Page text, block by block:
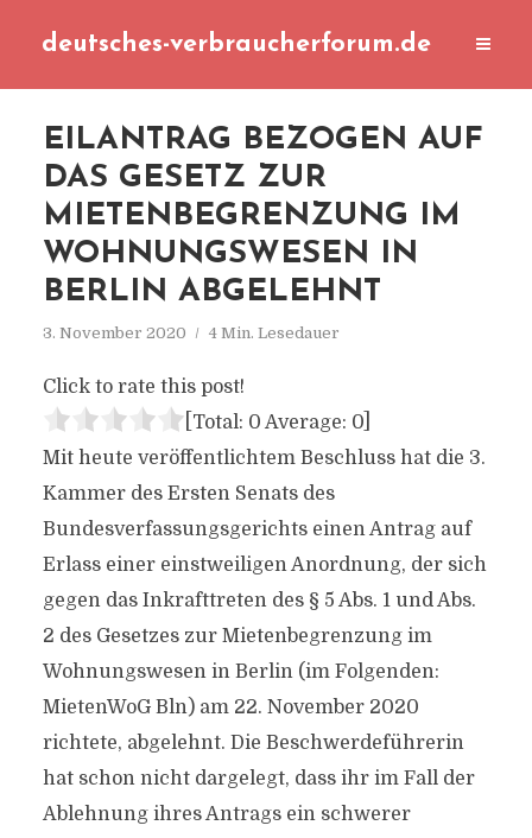
deutsches-verbraucherforum.de
EILANTRAG BEZOGEN AUF
DAS GESETZ ZUR
MIETENBEGRENZUNG IM
WOHNUNGSWESEN IN
BERLIN ABGELEHNT
3. November 2020 4 Min. Lesedauer
Click to rate this post!
[Total: 0 Average: 0]
Mit heute veröffentlichtem Beschluss hat die 3.
Kammer des Ersten Senats des
Bundesverfassungsgerichts einen Antrag auf
Erlass einer einstweiligen Anordnung, der sich
gegen das Inkrafttreten des § 5 Abs. 1 und Abs.
2 des Gesetzes zur Mietenbegrenzung im
Wohnungswesen in Berlin (im Folgenden:
MietenWoG Bln) am 22. November 2020
richtete, abgelehnt. Die Beschwerdeführerin
hat schon nicht dargelegt, dass ihr im Fall der
Ablehnung ihres Antrags ein schwerer